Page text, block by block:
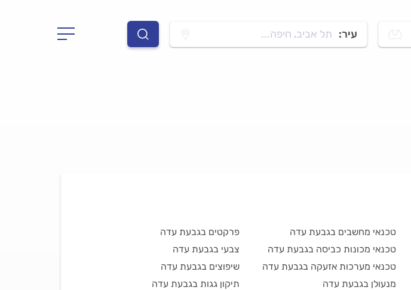
עיר: תל אביב, חיפה...
טכנאי מחשבים בגבעת עדה
טכנאי מכונות כביסה בגבעת עדה
טכנאי מערכות אזעקה בגבעת עדה
מנעולן בגבעת עדה
פרקטים בגבעת עדה
צבעי בגבעת עדה
שיפוצים בגבעת עדה
תיקון גגות בגבעת עדה